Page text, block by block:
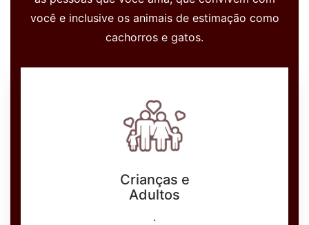
você e inclusive os animais de estimação como
cachorros e gatos.
Crianças e
Adultos
.